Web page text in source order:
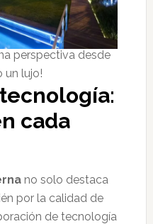
perspectiva desde
un lujo!
cada
no solo destaca
por la calidad de
de tecnología